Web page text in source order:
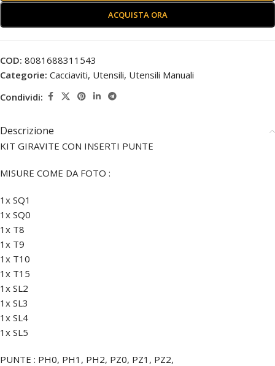
ACQUISTA ORA
COD: 8081688311543
Categorie: Cacciaviti, Utensili, Utensili Manuali
Condividi:
Descrizione
KIT GIRAVITE CON INSERTI PUNTE
MISURE COME DA FOTO :
1x SQ1
1x SQ0
1x T8
1x T9
1x T10
1x T15
1x SL2
1x SL3
1x SL4
1x SL5
PUNTE : PH0, PH1, PH2, PZ0, PZ1, PZ2,